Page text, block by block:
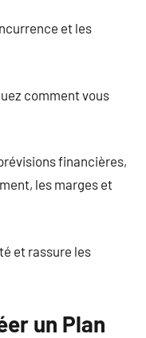
et les
comment vous
financières,
les marges et
et rassure les
un Plan